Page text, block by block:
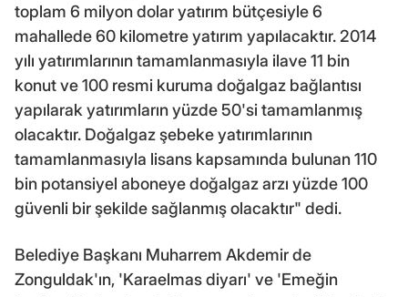
toplam 6 milyon dolar yatırım bütçesiyle 6
mahallede 60 kilometre yatırım yapılacaktır. 2014
yılı yatırımlarının tamamlanmasıyla ilave 11 bin
konut ve 100 resmi kuruma doğalgaz bağlantısı
yapılarak yatırımların yüzde 50'si tamamlanmış
olacaktır. Doğalgaz şebeke yatırımlarının
tamamlanmasıyla lisans kapsamında bulunan 110
bin potansiyel aboneye doğalgaz arzı yüzde 100
güvenli bir şekilde sağlanmış olacaktır" dedi.
Belediye Başkanı Muharrem Akdemir de
Zonguldak'ın, 'Karaelmas diyarı' ve 'Emeğin